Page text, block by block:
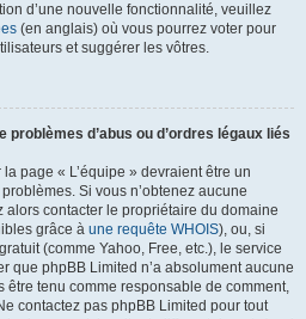
d’une nouvelle fonctionnalité, veuillez
(en anglais) où vous pourrez voter pour
et suggérer les vôtres.
d’abus ou d’ordres légaux liés
page « L’équipe » devraient être un
Si vous n’obtenez aucune
contacter le propriétaire du domaine
grâce à une requête WHOIS), ou, si
(comme Yahoo, Free, etc.), le service
que phpBB Limited n’a absolument aucune
être tenu comme responsable de comment,
contactez pas phpBB Limited pour tout